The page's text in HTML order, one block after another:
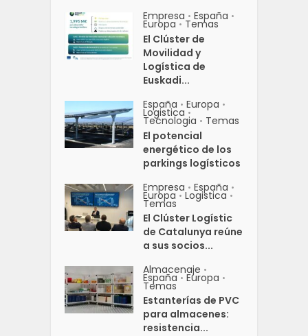
Empresa • España •
Europa • Temas
El Clúster de
Movilidad y
Logística de
Euskadi...
España • Europa •
Logistica •
Tecnologia • Temas
El potencial
energético de los
parkings logísticos
Empresa • España •
Europa • Logistica •
Temas
El Clúster Logístic
de Catalunya reúne
a sus socios...
Almacenaje •
España • Europa •
Temas
Estanterías de PVC
para almacenes:
resistencia...